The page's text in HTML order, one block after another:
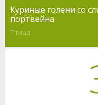
Куриные голени со
портвейна
Птица